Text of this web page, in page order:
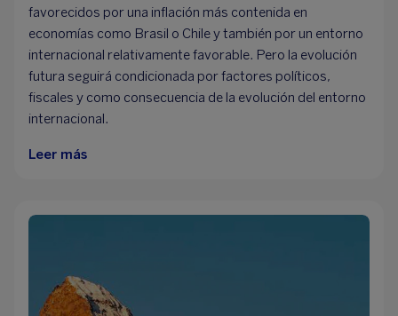
favorecidos por una inflación más contenida en
economías como Brasil o Chile y también por un entorno
internacional relativamente favorable. Pero la evolución
futura seguirá condicionada por factores políticos,
fiscales y como consecuencia de la evolución del entorno
internacional.
Leer más